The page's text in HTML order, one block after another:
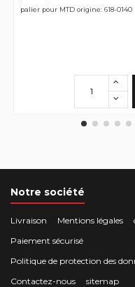
palier pour MTD origine: 618-0140
Notre société
Livraison Mentions légales
Paiement sécurisé
Politique de protection des
Contactez-nous
sitemap